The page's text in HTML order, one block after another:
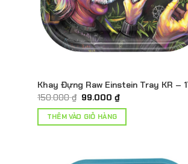
Khay Đựng Raw Einstein Tray KR –
150.000₫ Giá
là:
150.000 ₫.
99.000₫Giá
là:
THÊM VÀO GIỎ HÀNG